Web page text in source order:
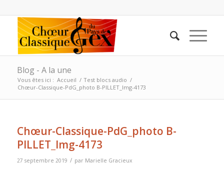
Blog - A la une
Vous êtes ici : Accueil / Test blocs audio /
Chœur-Classique-PdG_photo B-PILLET_Img-4173
Chœur-Classique-PdG_photo B-
PILLET_Img-4173
27 septembre 2019 / par Marielle Gracieux